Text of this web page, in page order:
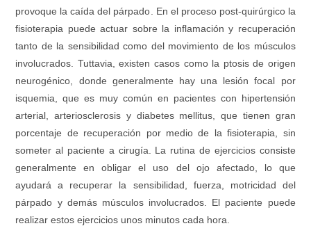
provoque la caída del párpado
En el proceso post-quirúrgico la
fisioterapia puede actuar sobre la inflamación y recuperación
tanto de la sensibilidad como del movimiento de los músculos
involucrados . Tuttavia,existen casos como la ptosis de origen
neurogénico
donde generalmente hay una lesión focal por
isquemia ,que es muy común en pacientes con hipertensión
arterial ,arteriosclerosis y diabetes mellitus ,que tienen gran
porcentaje de recuperación por medio de la fisioterapia
sin
someter al paciente a cirugía
La rutina de ejercicios consiste
generalmente en obligar el uso del ojo afectado, lo que
ayudará a recuperar la sensibilidad
fuerza
motricidad del
párpado y demás músculos involucrados
El paciente puede
realizar estos ejercicios unos minutos cada hora